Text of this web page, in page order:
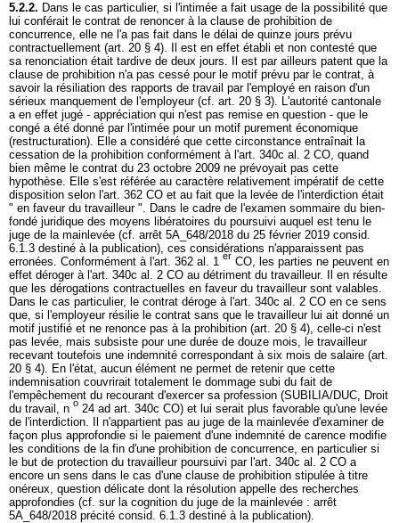
5.2.2. Dans le cas particulier, si l'intimée a fait usage de la possibilité que
lui conférait le contrat de renoncer à la clause de prohibition de
concurrence, elle ne l'a pas fait dans le délai de quinze jours prévu
contractuellement (art. 20 § 4). Il est en effet établi et non contesté que
sa renonciation était tardive de deux jours. Il est par ailleurs patent que la
clause de prohibition n'a pas cessé pour le motif prévu par le contrat, à
savoir la résiliation des rapports de travail par l'employé en raison d'un
sérieux manquement de l'employeur (cf. art. 20 § 3). L'autorité cantonale
a en effet jugé - appréciation qui n'est pas remise en question - que le
congé a été donné par l'intimée pour un motif purement économique
(restructuration). Elle a considéré que cette circonstance entraînait la
cessation de la prohibition conformément à l'art. 340c al. 2 CO, quand
bien même le contrat du 23 octobre 2009 ne prévoyait pas cette
hypothèse. Elle s'est référée au caractère relativement impératif de cette
disposition selon l'art. 362 CO et au fait que la levée de l'interdiction était
" en faveur du travailleur ". Dans le cadre de l'examen sommaire du bien-
fondé juridique des moyens libératoires du poursuivi auquel est tenu le
juge de la mainlevée (cf. arrêt 5A_648/2018 du 25 février 2019 consid.
6.1.3 destiné à la publication), ces considérations n'apparaissent pas
erronées. Conformément à l'art. 362 al. 1 er CO, les parties ne peuvent en
effet déroger à l'art. 340c al. 2 CO au détriment du travailleur. Il en résulte
que les dérogations contractuelles en faveur du travailleur sont valables.
Dans le cas particulier, le contrat déroge à l'art. 340c al. 2 CO en ce sens
que, si l'employeur résilie le contrat sans que le travailleur lui ait donné un
motif justifié et ne renonce pas à la prohibition (art. 20 § 4), celle-ci n'est
pas levée, mais subsiste pour une durée de douze mois, le travailleur
recevant toutefois une indemnité correspondant à six mois de salaire (art.
20 § 4). En l'état, aucun élément ne permet de retenir que cette
indemnisation couvrirait totalement le dommage subi du fait de
l'empêchement du recourant d'exercer sa profession (SUBILIA/DUC, Droit
du travail, n o 24 ad art. 340c CO) et lui serait plus favorable qu'une levée
de l'interdiction. Il n'appartient pas au juge de la mainlevée d'examiner de
façon plus approfondie si le paiement d'une indemnité de carence modifie
les conditions de la fin d'une prohibition de concurrence, en particulier si
le but de protection du travailleur poursuivi par l'art. 340c al. 2 CO a
encore un sens dans le cas d'une clause de prohibition stipulée à titre
onéreux, question délicate dont la résolution appelle des recherches
approfondies (cf. sur la cognition du juge de la mainlevée : arrêt
5A_648/2018 précité consid. 6.1.3 destiné à la publication).